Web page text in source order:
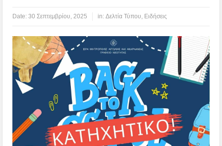
Date:30 Σεπτεμβρίου, 2025 in:Δελτία Τύπου Ειδήσεις